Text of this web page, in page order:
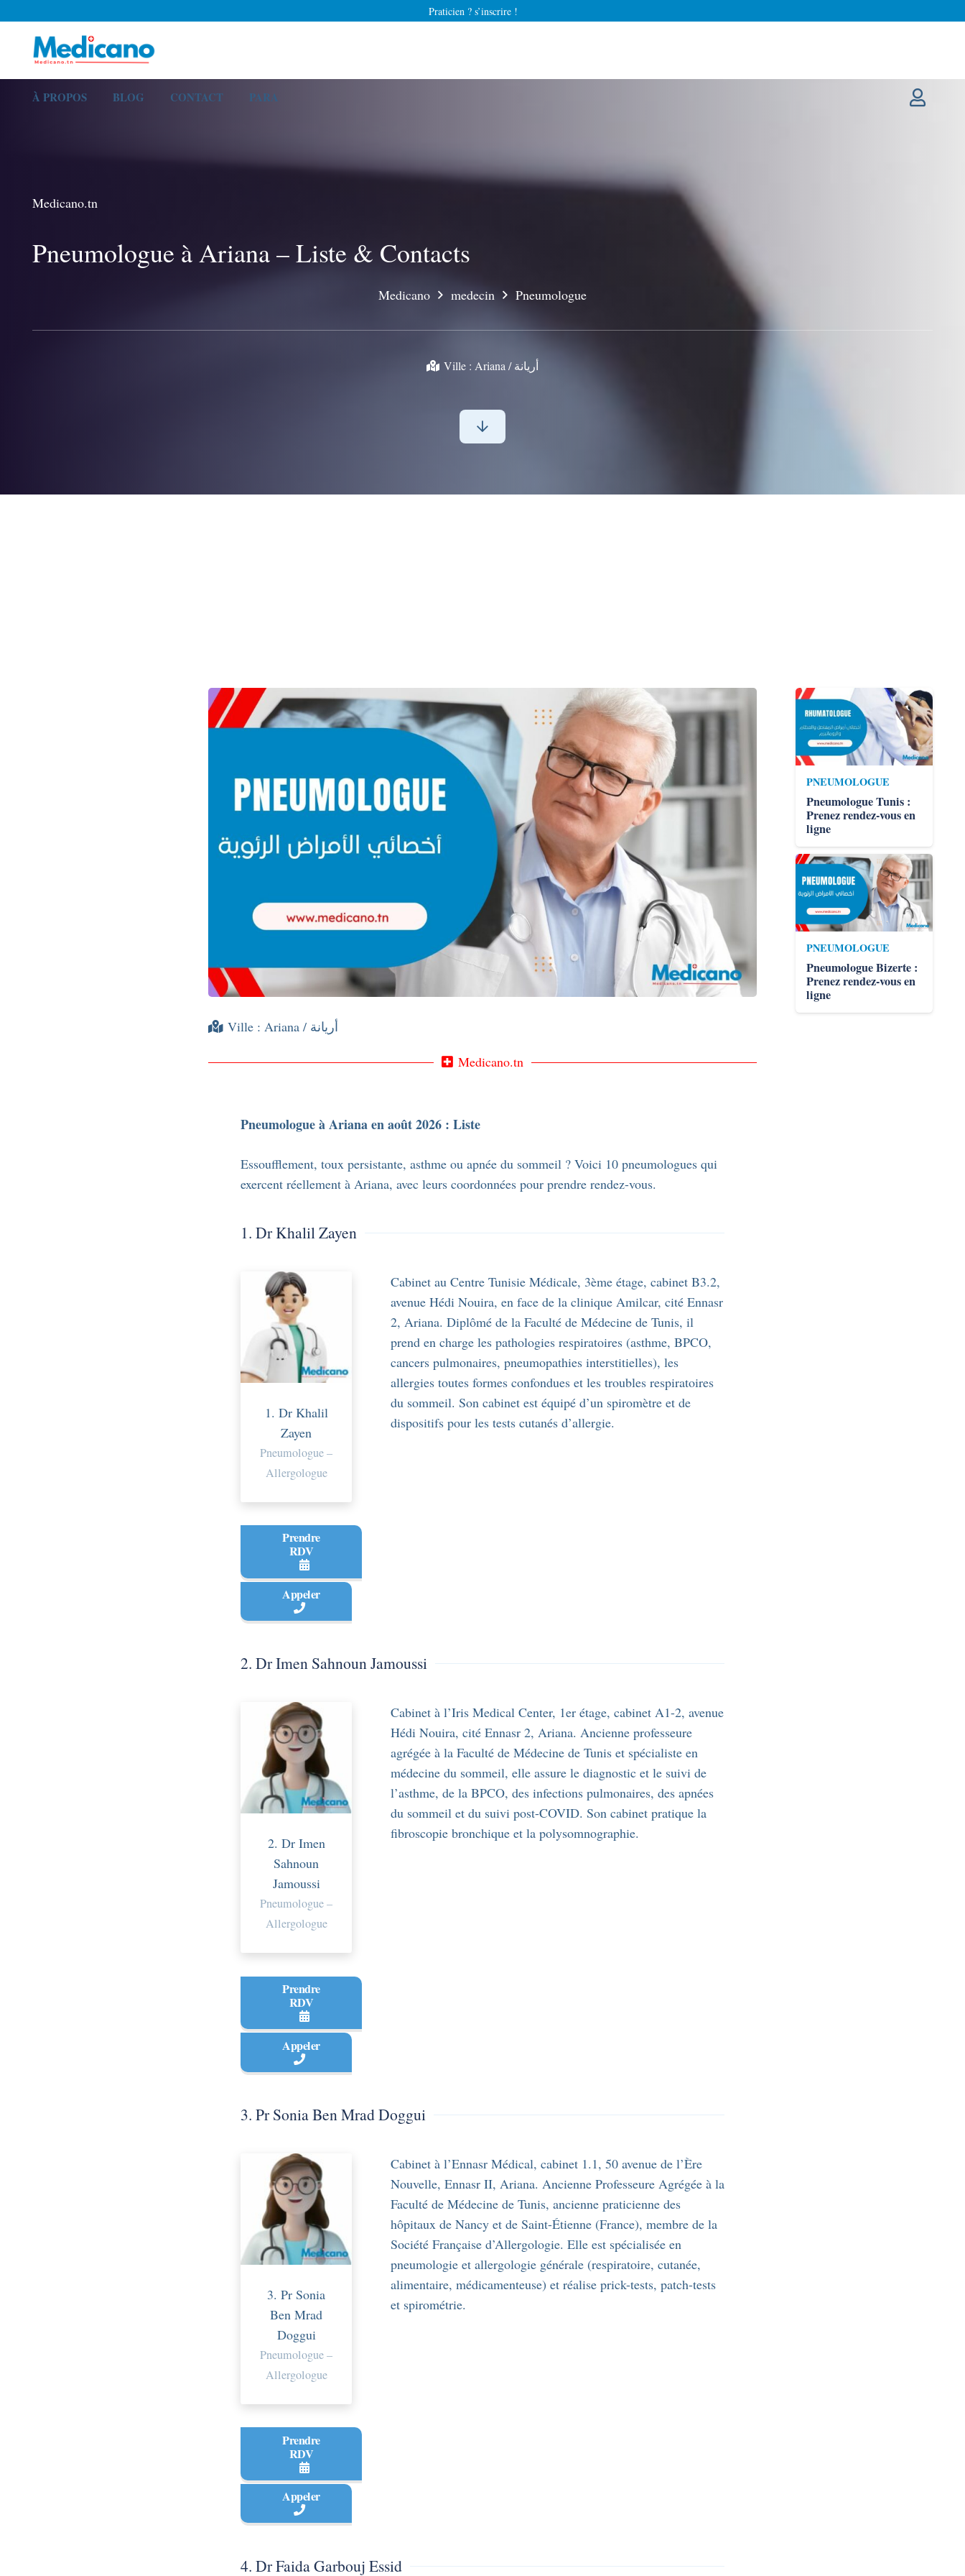
Praticien ? s’inscrire !
À PROPOS BLOG CONTACT PARA
Medicano.tn
Pneumologue à Ariana – Liste & Contacts
Medicano medecin Pneumologue
Ville : Ariana / أريانة
Ville : Ariana / أريانة
Medicano.tn
Pneumologue à Ariana en août 2026 : Liste
Essoufflement, toux persistante, asthme ou apnée du sommeil ? Voici 10 pneumologues qui
exercent réellement à Ariana, avec leurs coordonnées pour prendre rendez-vous.
1. Dr Khalil Zayen
1. Dr Khalil
Zayen
Pneumologue –
Allergologue
Prendre
RDV
Appeler
Cabinet au Centre Tunisie Médicale, 3ème étage, cabinet B3.2,
avenue Hédi Nouira, en face de la clinique Amilcar, cité Ennasr
2, Ariana. Diplômé de la Faculté de Médecine de Tunis, il
prend en charge les pathologies respiratoires (asthme, BPCO,
cancers pulmonaires, pneumopathies interstitielles), les
allergies toutes formes confondues et les troubles respiratoires
du sommeil. Son cabinet est équipé d’un spiromètre et de
dispositifs pour les tests cutanés d’allergie.
2. Dr Imen Sahnoun Jamoussi
2. Dr Imen
Sahnoun
Jamoussi
Pneumologue –
Allergologue
Prendre
RDV
Appeler
Cabinet à l’Iris Medical Center, 1er étage, cabinet A1-2, avenue
Hédi Nouira, cité Ennasr 2, Ariana. Ancienne professeure
agrégée à la Faculté de Médecine de Tunis et spécialiste en
médecine du sommeil, elle assure le diagnostic et le suivi de
l’asthme, de la BPCO, des infections pulmonaires, des apnées
du sommeil et du suivi post-COVID. Son cabinet pratique la
fibroscopie bronchique et la polysomnographie.
3. Pr Sonia Ben Mrad Doggui
3. Pr Sonia
Ben Mrad
Doggui
Pneumologue –
Allergologue
Prendre
RDV
Appeler
Cabinet à l’Ennasr Médical, cabinet 1.1, 50 avenue de l’Ère
Nouvelle, Ennasr II, Ariana. Ancienne Professeure Agrégée à la
Faculté de Médecine de Tunis, ancienne praticienne des
hôpitaux de Nancy et de Saint-Étienne (France), membre de la
Société Française d’Allergologie. Elle est spécialisée en
pneumologie et allergologie générale (respiratoire, cutanée,
alimentaire, médicamenteuse) et réalise prick-tests, patch-tests
et spirométrie.
4. Dr Faida Garbouj Essid
PNEUMOLOGUE
Pneumologue Tunis :
Prenez rendez-vous en
ligne
PNEUMOLOGUE
Pneumologue Bizerte :
Prenez rendez-vous en
ligne